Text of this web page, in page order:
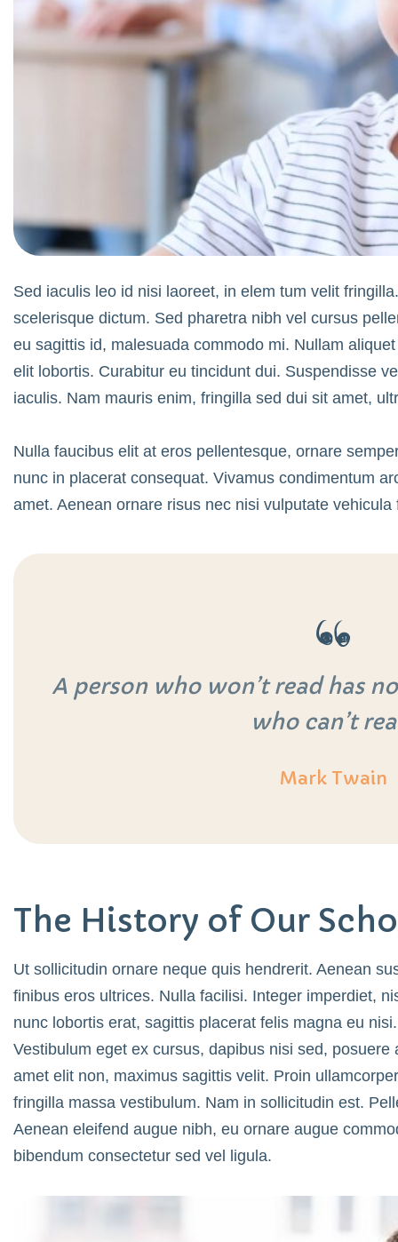
Sed iaculis leo id nisi laoreet, in elem tum velit
scelerisque dictum. Sed pharetra nibh vel cursus
eu sagittis id, malesuada commodo mi. Nullam
elit lobortis. Curabitur eu tincidunt dui. Suspendisse
iaculis. Nam mauris enim, fringilla sed dui sit amet,
Nulla faucibus elit at eros pellentesque, ornare
nunc in placerat consequat. Vivamus condimentum
amet. Aenean ornare risus nec nisi vulputate
A person who won’t read has
who can’t
Mark Twain
The History of Our
Ut sollicitudin ornare neque quis hendrerit. Aenean
finibus eros ultrices. Nulla facilisi. Integer imperdiet,
nunc lobortis erat, sagittis placerat felis magna eu
Vestibulum eget ex cursus, dapibus nisi sed,
amet elit non, maximus sagittis velit. Proin
fringilla massa vestibulum. Nam in sollicitudin est.
Aenean eleifend augue nibh, eu ornare augue
bibendum consectetur sed vel ligula.